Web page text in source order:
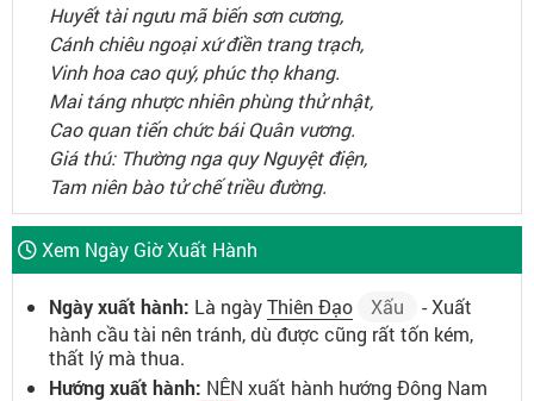
Huyết tài ngưu mã biến sơn cương,
Cánh chiêu ngoại xứ điền trang trạch,
Vinh hoa cao quý, phúc thọ khang.
Mai táng nhược nhiên phùng thử nhật,
Cao quan tiến chức bái Quân vương.
Giá thú: Thường nga quy Nguyệt điện,
Tam niên bào tử chế triều đường.
Xem Ngày Giờ Xuất Hành
Ngày xuất hành: Là ngàyThiên Đạo Xấu
- Xuất
hành cầu tài nên tránh, dù được cũng rất tốn kém,
thất lý mà thua.
Hướng xuất hành: NÊN xuất hành hướng Đông Nam